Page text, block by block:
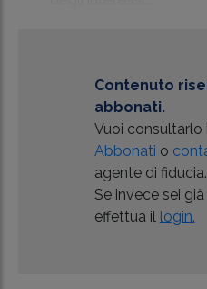
Contenuto
abbonati.
Vuoi
Abbonati o
agente di fiducia.
Se invece sei
effettua il login.